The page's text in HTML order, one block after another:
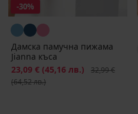
-30%
Дамска памучна пижама
Jianna къса
Намаление
23,09 € (45,16 лв.)
32,99 €
(64,52 лв.)